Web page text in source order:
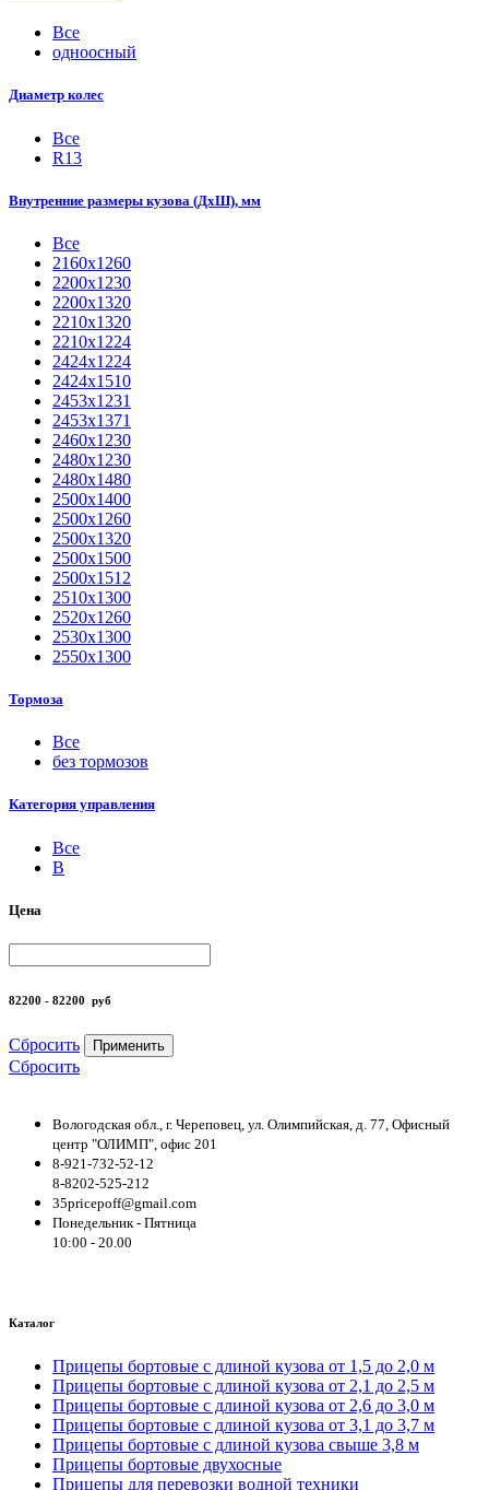
Все
одноосный
Диаметр колес
Все
R13
Внутренние размеры кузова (ДхШ), мм
Все
2160х1260
2200х1230
2200х1320
2210x1320
2210х1224
2424х1224
2424х1510
2453х1231
2453х1371
2460х1230
2480х1230
2480х1480
2500x1400
2500х1260
2500х1320
2500х1500
2500х1512
2510х1300
2520х1260
2530х1300
2550х1300
Тормоза
Все
без тормозов
Категория управления
Все
B
Цена
82200 - 82200 руб
Сбросить Применить
Сбросить
Вологодская обл., г. Череповец, ул. Олимпийская, д. 77, Офисный
центр "ОЛИМП", офис 201
8-921-732-52-12
8-8202-525-212
35pricepoff@gmail.com
Понедельник - Пятница
10:00 - 20.00
Каталог
Прицепы бортовые с длиной кузова от 1,5 до 2,0 м
Прицепы бортовые с длиной кузова от 2,1 до 2,5 м
Прицепы бортовые с длиной кузова от 2,6 до 3,0 м
Прицепы бортовые с длиной кузова от 3,1 до 3,7 м
Прицепы бортовые с длиной кузова свыше 3,8 м
Прицепы бортовые двухосные
Прицепы для перевозки водной техники